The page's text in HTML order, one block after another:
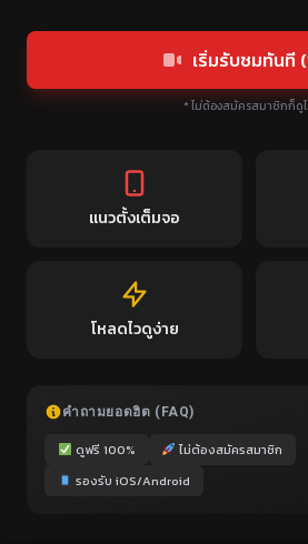
เริ่มรับชมทันที
* ไม่ต้องสมัครสมาชิกก็ดู
แนวตั้งเต็มจอ
โหลดไวดูง่าย
คำถามยอดฮิต (FAQ)
ดูฟรี 100%
ไม่ต้องสมัครสมาชิก
รองรับ iOS/Android